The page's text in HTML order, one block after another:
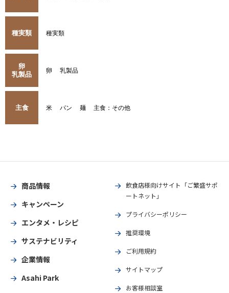
種実類 種実類
卵
乳製品
卵 乳製品
主食 米 パン 麺 主食：その他
商品情報
キャンペーン
エンタメ・レシピ
サステナビリティ
企業情報
Asahi Park
飲食店様向けサイト「ご繁盛サポ
ートネット」
プライバシーポリシー
推奨環境
ご利用規約
サイトマップ
お客様相談室